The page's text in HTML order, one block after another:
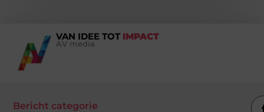
VAN IDEE TOT IMPACT
AV media
Bericht categorie